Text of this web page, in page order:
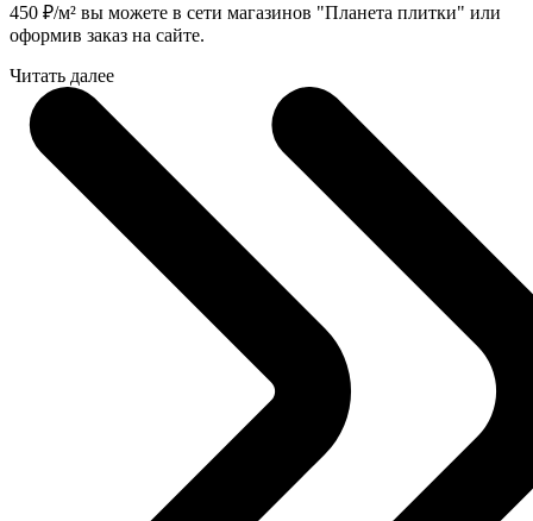
450 ₽/м² вы можете в сети магазинов "Планета плитки" или
оформив заказ на сайте.
Читать далее